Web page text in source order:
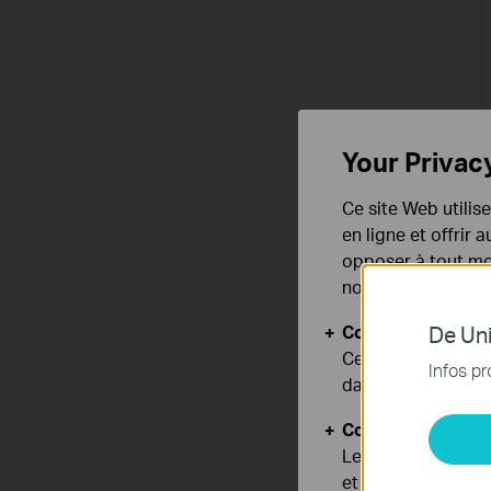
De
Infos
Your
Ce site Web
en ligne et offrir
opposer à tout
notre
Cookies basiques
Ces cookies sont
dans vos
Cookies
Les cookies
et ajuster les